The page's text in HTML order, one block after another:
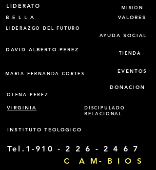
LIDERATO
B E L L A
MISION
VALORES
LIDERAZGO DEL FUTURO
AYUDA SOCIAL
DAVID ALBERTO PEREZ
MARIA FERNANDA CORTES
TIENDA
EVENTOS
DONACION
OLENA PEREZ
VIRGINIA
DISCIPULADO
RELACIONAL
INSTITUTO TEOLOGICO
Tel.1-910 - 2 2 6 - 2 4 6 7
C A M- B I O S